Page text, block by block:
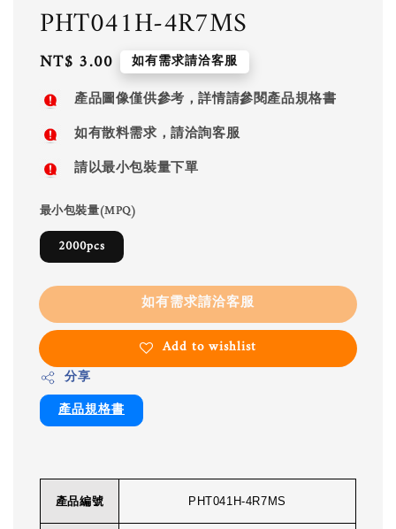
PHT041H-4R7MS
Regular
price
NT$ 3.00 如有需求請洽客服
產品圖像僅供參考，詳情請參閱產品規格書
如有散料需求，請洽詢客服
請以最小包裝量下單
最小包裝量(MPQ)
2000pcs
如有需求請洽客服
Add to wishlist
分享
產品規格書
產品編號 PHT041H-4R7MS